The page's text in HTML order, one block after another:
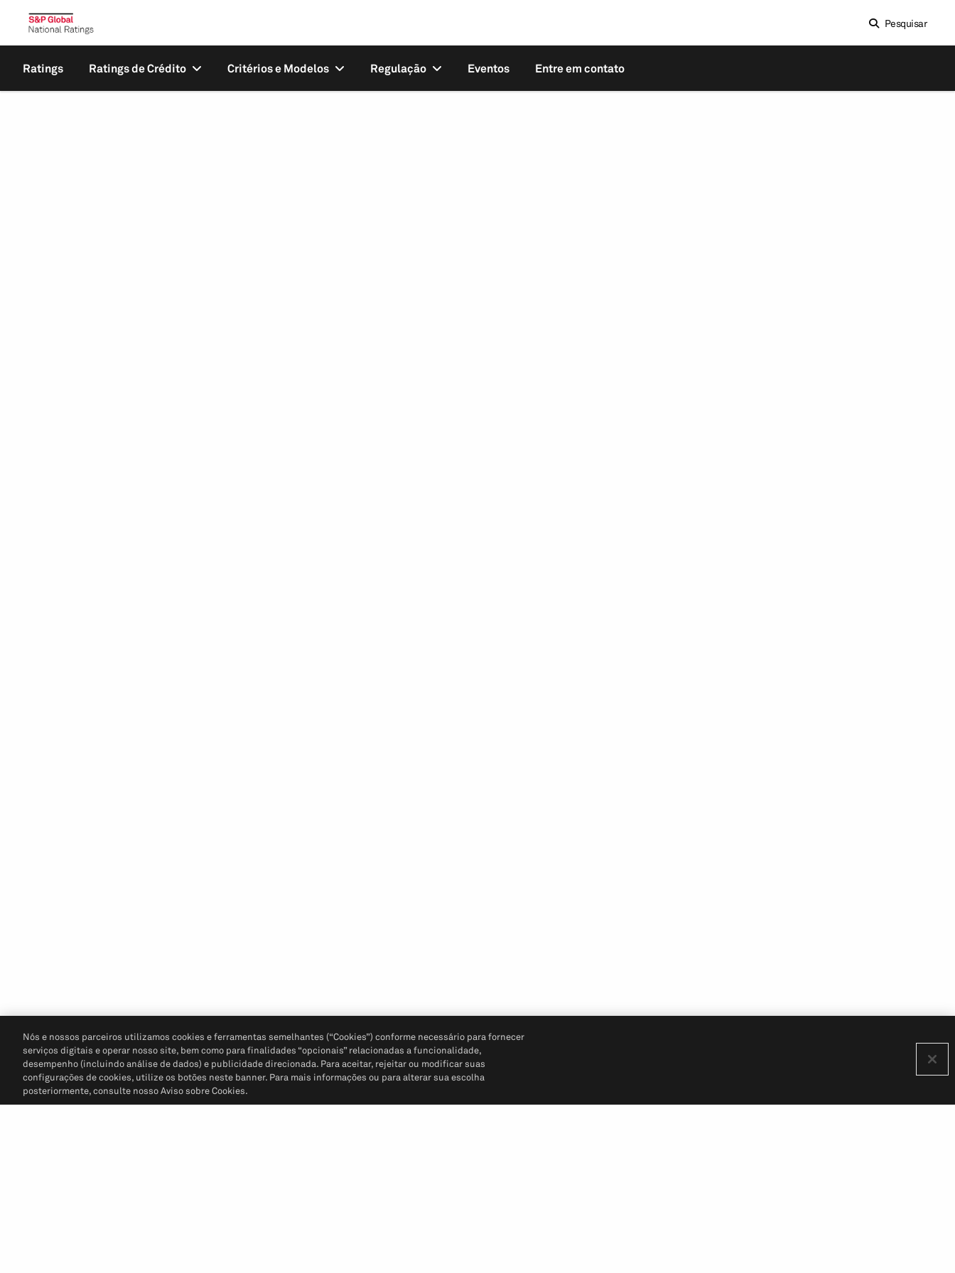
Pesquisar
Ratings Ratings de Crédito Critérios e Modelos Regulação Eventos Entre em contato
Nós e nossos parceiros utilizamos cookies e ferramentas semelhantes (“Cookies”) conforme necessário para fornecer
serviços digitais e operar nosso site, bem como para finalidades “opcionais” relacionadas a funcionalidade,
desempenho (incluindo análise de dados) e publicidade direcionada. Para aceitar, rejeitar ou modificar suas
configurações de cookies, utilize os botões neste banner. Para mais informações ou para alterar sua escolha
posteriormente, consulte nosso Aviso sobre Cookies.